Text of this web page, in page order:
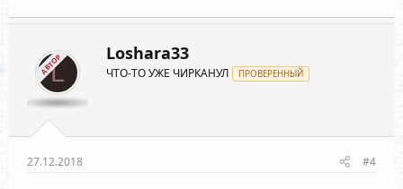
АВТОР
L
Loshara33
ЧТО-ТО УЖЕ ЧИРКАНУЛ ПРОВЕРЕННЫЙ
27.12.2018 #4